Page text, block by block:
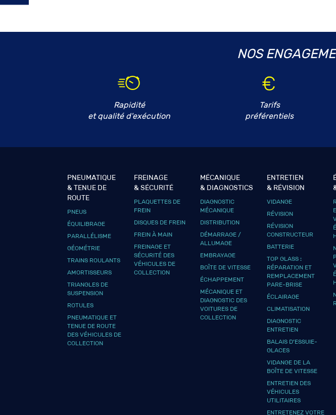
NOS
Rapidité
et qualité d'exécution
Tarifs
préférentiels
PNEUMATIQUE
& TENUE DE
ROUTE
PNEUS
ÉQUILIBRAGE
PARALLÉLISME
GÉOMÉTRIE
TRAINS ROULANTS
AMORTISSEURS
TRIANGLES DE
SUSPENSION
ROTULES
PNEUMATIQUE ET
TENUE DE ROUTE
DES VÉHICULES DE
COLLECTION
FREINAGE
& SÉCURITÉ
PLAQUETTES DE
FREIN
DISQUES DE FREIN
FREIN À MAIN
FREINAGE ET
SÉCURITÉ DES
VÉHICULES DE
COLLECTION
MÉCANIQUE
& DIAGNOSTICS
DIAGNOSTIC
MÉCANIQUE
DISTRIBUTION
DÉMARRAGE /
ALLUMAGE
EMBRAYAGE
BOÎTE DE VITESSE
ÉCHAPPEMENT
MÉCANIQUE ET
DIAGNOSTIC DES
VOITURES DE
COLLECTION
ENTRETIEN
& RÉVISION
VIDANGE
RÉVISION
RÉVISION
CONSTRUCTEUR
BATTERIE
TOP GLASS :
RÉPARATION ET
REMPLACEMENT
PARE-BRISE
ÉCLAIRAGE
CLIMATISATION
DIAGNOSTIC
ENTRETIEN
BALAIS D’ESSUIE-
GLACES
VIDANGE DE LA
BOÎTE DE VITESSE
ENTRETIEN DES
VÉHICULES
UTILITAIRES
ENTRETENEZ VOTRE